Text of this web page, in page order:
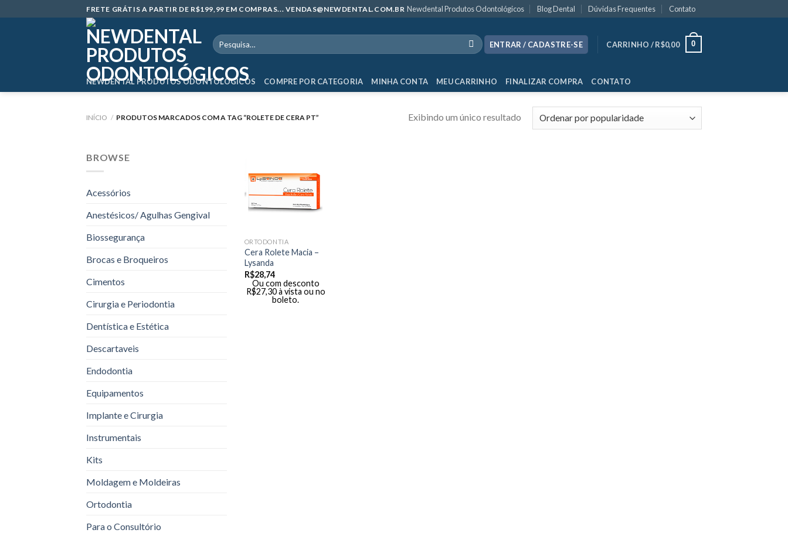
to
FRETE GRÁTIS A PARTIR DE R$199,99 EM COMPRAS... VENDAS@NEWDENTAL.COM.BR Newdental Produtos Odontológicos Blog Dental Dúvidas Frequentes Contato
Pesquisar
por:
ENTRAR / CADASTRE-SE CARRINHO /R$0,00 0
NEWDENTAL PRODUTOS ODONTOLÓGICOS COMPRE POR CATEGORIA MINHA CONTA MEU CARRINHO FINALIZAR COMPRA CONTATO
INÍCIO / PRODUTOS MARCADOS COM A TAG “ROLETE DE CERA PT” Exibindo um único resultado
BROWSE
Acessórios
Anestésicos/ Agulhas Gengival
Biossegurança
Brocas e Broqueiros
Cimentos
Cirurgia e Periodontia
Dentística e Estética
Descartaveis
Endodontia
Equipamentos
Implante e Cirurgia
Instrumentais
Kits
Moldagem e Moldeiras
Ortodontia
Para o Consultório
ORTODONTIA
Cera Rolete Macia –
Lysanda
R$28,74
Ou com desconto
R$27,30 à vista ou no
boleto.